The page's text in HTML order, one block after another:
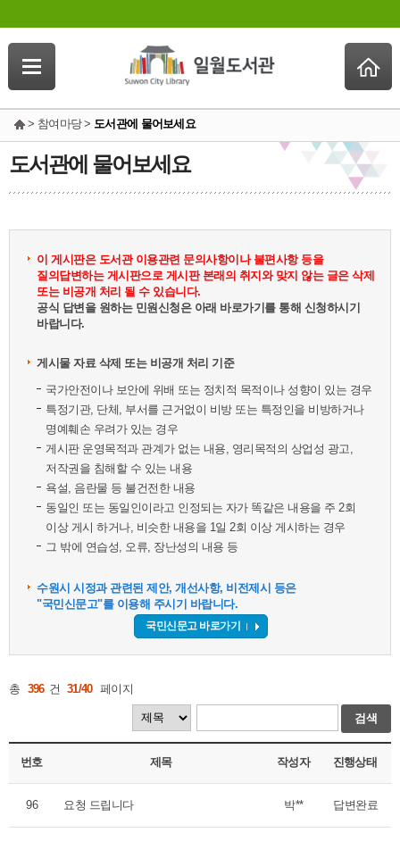
> 참여마당 > 도서관에 물어보세요
도서관에 물어보세요
이 게시판은 도서관 이용관련 문의사항이나 불편사항 등을
질의답변하는 게시판으로 게시판 본래의 취지와 맞지 않는 글은 삭제
또는 비공개 처리 될 수 있습니다.
공식 답변을 원하는 민원신청은 아래 바로가기를 통해 신청하시기
바랍니다.
게시물 자료 삭제 또는 비공개 처리 기준
국가안전이나 보안에 위배 또는 정치적 목적이나 성향이 있는 경우
특정기관, 단체, 부서를 근거없이 비방 또는 특정인을 비방하거나
명예훼손 우려가 있는 경우
게시판 운영목적과 관계가 없는 내용, 영리목적의 상업성 광고,
저작권을 침해할 수 있는 내용
욕설, 음란물 등 불건전한 내용
동일인 또는 동일인이라고 인정되는 자가 똑같은 내용을 주 2회
이상 게시 하거나, 비슷한 내용을 1일 2회 이상 게시하는 경우
그 밖에 연습성, 오류, 장난성의 내용 등
수원시 시정과 관련된 제안, 개선사항, 비전제시 등은
"국민신문고"를 이용해 주시기 바랍니다.
국민신문고 바로가기
총 396 건 31/40 페이지
검색
번호 제목 작성자 진행상태
96 요청 드립니다 박** 답변완료